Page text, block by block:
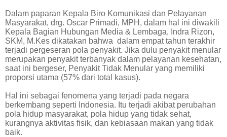
Dalam paparan Kepala Biro Komunikasi dan Pelayanan
Masyarakat, drg. Oscar Primadi, MPH, dalam hal ini diwakili
Kepala Bagian Hubungan Media & Lembaga, Indra Rizon,
SKM, M.Kes dikatakan bahwa dalam empat tahun terakhir
terjadi pergeseran pola penyakit. Jika dulu penyakit menular
merupakan penyakit terbanyak dalam pelayanan kesehatan,
saat ini bergeser, Penyakit Tidak Menular yang memiliki
proporsi utama (57% dari total kasus).
Hal ini sebagai fenomena yang terjadi pada negara
berkembang seperti Indonesia. Itu terjadi akibat perubahan
pola hidup masyarakat, pola hidup yang tidak sehat,
kurangnya aktivitas fisik, dan kebiasaan makan yang tidak
baik.